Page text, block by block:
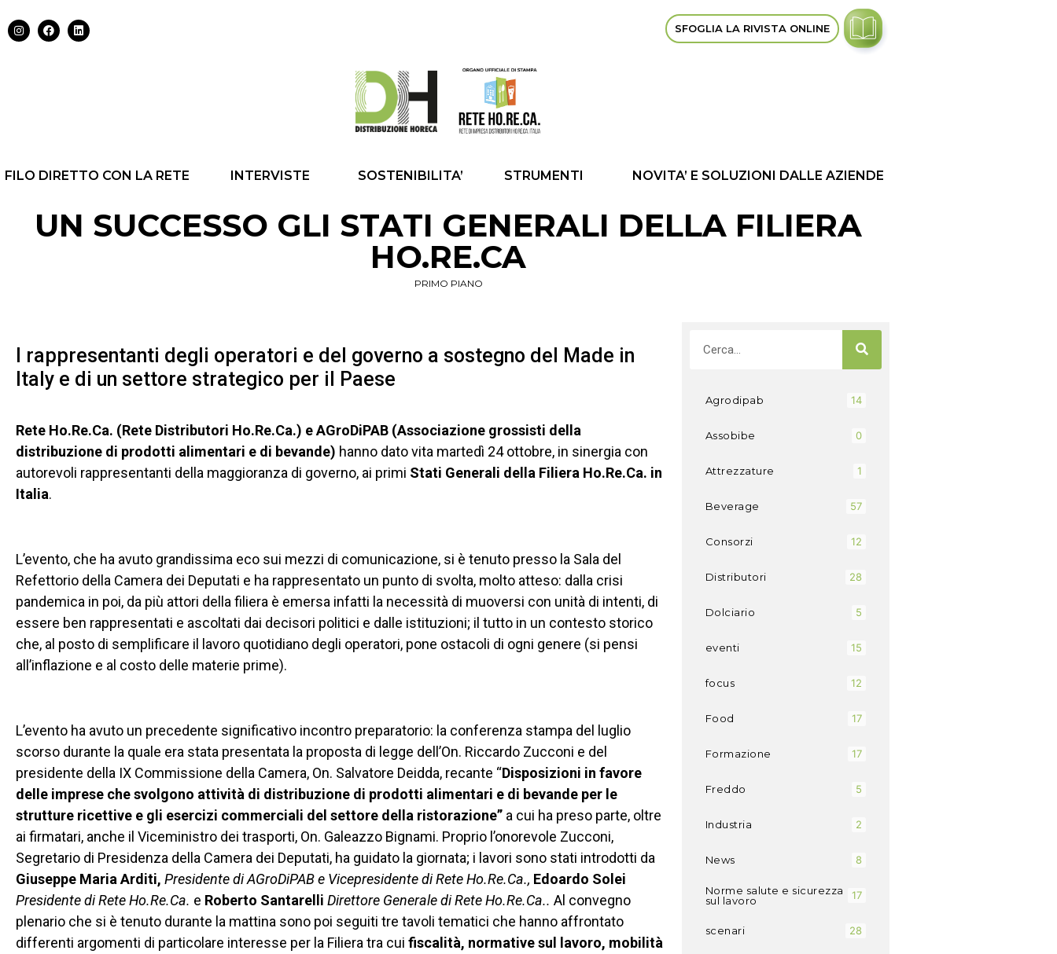
SFOGLIA LA RIVISTA ONLINE
FILO DIRETTO CON LA RETE INTERVISTE SOSTENIBILITA’ STRUMENTI NOVITA’ E SOLUZIONI DALLE AZIENDE
UN SUCCESSO GLI STATI GENERALI DELLA FILIERA
HO.RE.CA
PRIMO PIANO
I rappresentanti degli operatori e del governo a sostegno del Made in
Italy e di un settore strategico per il Paese
Rete Ho.Re.Ca. (Rete Distributori Ho.Re.Ca.) e AGroDiPAB (Associazione grossisti della
distribuzione di prodotti alimentari e di bevande) hanno dato vita martedì 24 ottobre, in sinergia con
autorevoli rappresentanti della maggioranza di governo, ai primi Stati Generali della Filiera Ho.Re.Ca. in
Italia.
L’evento, che ha avuto grandissima eco sui mezzi di comunicazione, si è tenuto presso la Sala del
Refettorio della Camera dei Deputati e ha rappresentato un punto di svolta, molto atteso: dalla crisi
pandemica in poi, da più attori della filiera è emersa infatti la necessità di muoversi con unità di intenti, di
essere ben rappresentati e ascoltati dai decisori politici e dalle istituzioni; il tutto in un contesto storico
che, al posto di semplificare il lavoro quotidiano degli operatori, pone ostacoli di ogni genere (si pensi
all’inflazione e al costo delle materie prime).
L’evento ha avuto un precedente significativo incontro preparatorio: la conferenza stampa del luglio
scorso durante la quale era stata presentata la proposta di legge dell’On. Riccardo Zucconi e del
presidente della IX Commissione della Camera, On. Salvatore Deidda, recante “Disposizioni in favore
delle imprese che svolgono attività di distribuzione di prodotti alimentari e di bevande per le
strutture ricettive e gli esercizi commerciali del settore della ristorazione” a cui ha preso parte, oltre
ai firmatari, anche il Viceministro dei trasporti, On. Galeazzo Bignami. Proprio l’onorevole Zucconi,
Segretario di Presidenza della Camera dei Deputati, ha guidato la giornata; i lavori sono stati introdotti da
Giuseppe Maria Arditi, Presidente di AGroDiPAB e Vicepresidente di Rete Ho.Re.Ca., Edoardo Solei
Presidente di Rete Ho.Re.Ca. e Roberto Santarelli Direttore Generaledi Rete Ho.Re.Ca.. Al convegno
plenario che si è tenuto durante la mattina sono poi seguiti tre tavoli tematici che hanno affrontato
differenti argomenti di particolare interesse per la Filiera tra cui fiscalità, normative sul lavoro, mobilità
Agrodipab 14
Assobibe 0
Attrezzature 1
Beverage 57
Consorzi 12
Distributori 28
Dolciario 5
eventi 15
focus 12
Food 17
Formazione 17
Freddo 5
Industria 2
News 8
Norme salute e sicurezza
sul lavoro
17
scenari 28